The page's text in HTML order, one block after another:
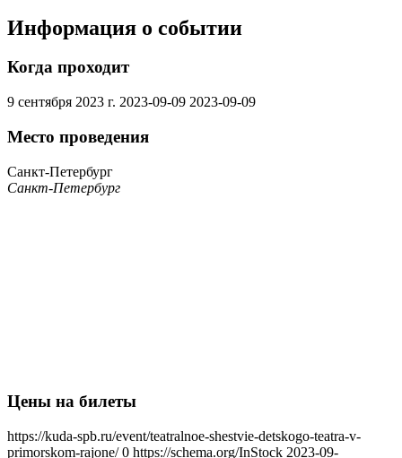
Информация о событии
Когда проходит
9 сентября 2023 г. 2023-09-09 2023-09-09
Место проведения
Санкт-Петербург
Санкт-Петербург
Цены на билеты
https://kuda-spb.ru/event/teatralnoe-shestvie-detskogo-teatra-v-
primorskom-rajone/ 0 https://schema.org/InStock 2023-09-